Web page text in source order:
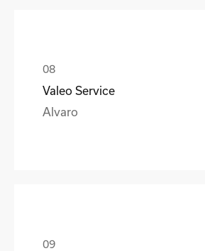
Valeo Service
Alvaro